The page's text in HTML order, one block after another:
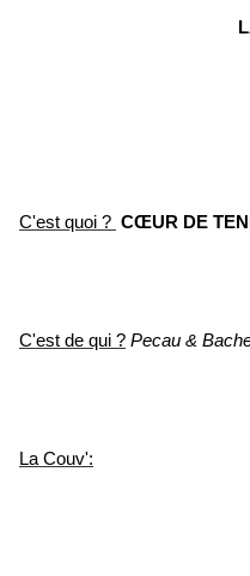
C'est quoi ? CŒUR DE
C'est de qui ? Pecau &
La Couv':